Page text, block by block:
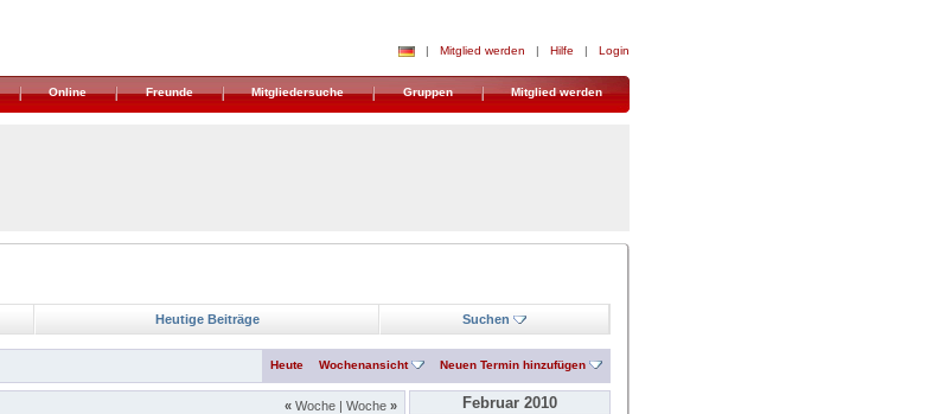
| Mitglied werden | Hilfe | Login
Online Freunde Mitgliedersuche Gruppen Mitglied werden
Heutige Beiträge Suchen
Heute Wochenansicht Neuen Termin hinzufügen
« Woche | Woche » Februar 2010